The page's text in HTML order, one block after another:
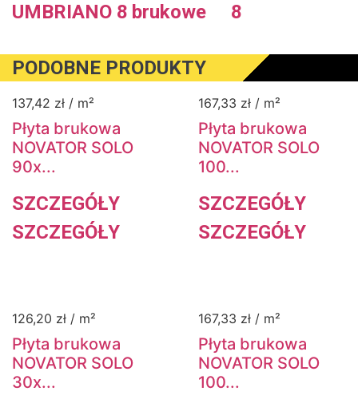
UMBRIANO 8 brukowe
8
PODOBNE PRODUKTY
137,42 zł / m²
Płyta brukowa
NOVATOR SOLO
90x...
SZCZEGÓŁY
SZCZEGÓŁY
167,33 zł / m²
Płyta brukowa
NOVATOR SOLO
100...
SZCZEGÓŁY
SZCZEGÓŁY
126,20 zł / m²
Płyta brukowa
NOVATOR SOLO
30x...
167,33 zł / m²
Płyta brukowa
NOVATOR SOLO
100...